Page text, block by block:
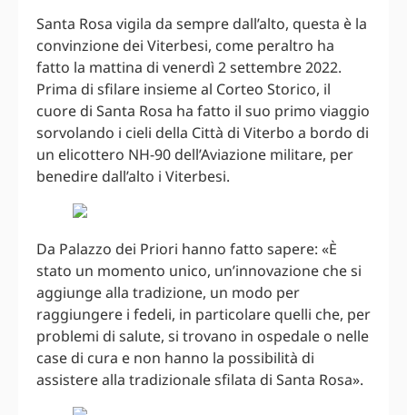
Santa Rosa vigila da sempre dall’alto, questa è la
convinzione dei Viterbesi, come peraltro ha
fatto la mattina di venerdì 2 settembre 2022.
Prima di sfilare insieme al Corteo Storico, il
cuore di Santa Rosa ha fatto il suo primo viaggio
sorvolando i cieli della Città di Viterbo a bordo di
un elicottero NH-90 dell’Aviazione militare, per
benedire dall’alto i Viterbesi.
Da Palazzo dei Priori hanno fatto sapere: «È
stato un momento unico, un’innovazione che si
aggiunge alla tradizione, un modo per
raggiungere i fedeli, in particolare quelli che, per
problemi di salute, si trovano in ospedale o nelle
case di cura e non hanno la possibilità di
assistere alla tradizionale sfilata di Santa Rosa».